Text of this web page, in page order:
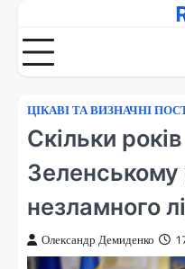
вмісту
ЦІКАВІ ТА ВИЗНАЧНІ
Скільки
Зеленському
незламного
Олександр Демиденко